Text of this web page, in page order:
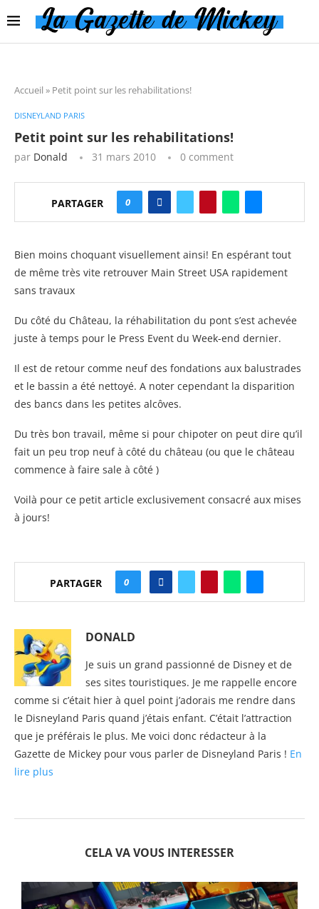
Accueil » Petit point sur les rehabilitations!
DISNEYLAND PARIS
Petit point sur les rehabilitations!
par Donald 31 mars 2010 0 comment
PARTAGER 0
Bien moins choquant visuellement ainsi! En espérant tout
de même très vite retrouver Main Street USA rapidement
sans travaux
Du côté du Château, la réhabilitation du pont s’est achevée
juste à temps pour le Press Event du Week-end dernier.
Il est de retour comme neuf des fondations aux balustrades
et le bassin a été nettoyé. A noter cependant la disparition
des bancs dans les petites alcôves.
Du très bon travail, même si pour chipoter on peut dire qu’il
fait un peu trop neuf à côté du château (ou que le château
commence à faire sale à côté )
Voilà pour ce petit article exclusivement consacré aux mises
à jours!
PARTAGER 0
DONALD
Je suis un grand passionné de Disney et de
ses sites touristiques. Je me rappelle encore
comme si c’était hier à quel point j’adorais me rendre dans
le Disneyland Paris quand j’étais enfant. C’était l’attraction
que je préférais le plus. Me voici donc rédacteur à la
Gazette de Mickey pour vous parler de Disneyland Paris ! En
lire plus
CELA VA VOUS INTERESSER